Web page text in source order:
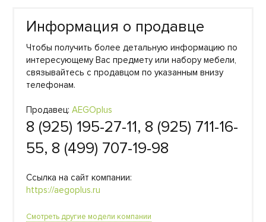
Информация о продавце
Чтобы получить более детальную информацию по
интересующему Вас предмету или набору мебели,
связывайтесь с продавцом по указанным внизу
телефонам.
Продавец: AEGOplus
8 (925) 195-27-11, 8 (925) 711-16-
55, 8 (499) 707-19-98
Ссылка на сайт компании:
https://aegoplus.ru
Смотреть другие модели компании